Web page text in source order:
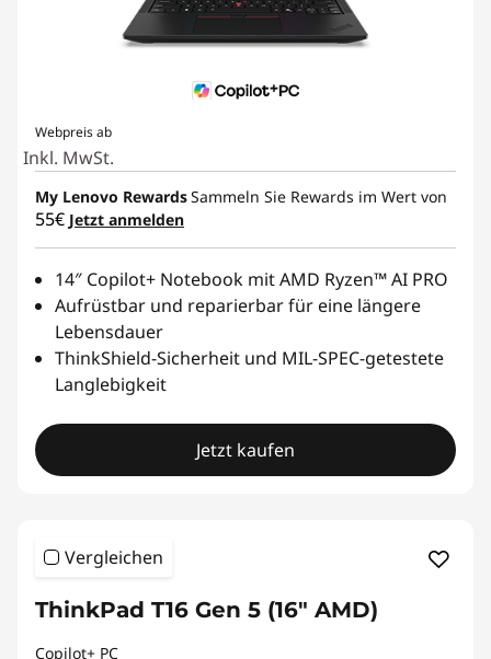
Webpreis ab
Inkl. MwSt.
My Lenovo RewardsSammeln Sie Rewards im Wert von
55€ Jetzt anmelden
14″ Copilot+ Notebook mit AMD Ryzen™ AI PRO
Aufrüstbar und reparierbar für eine längere
Lebensdauer
ThinkShield-Sicherheit und MIL-SPEC-getestete
Langlebigkeit
Jetzt kaufen
Vergleichen
ThinkPad T16 Gen 5 (16" AMD)
Copilot+ PC